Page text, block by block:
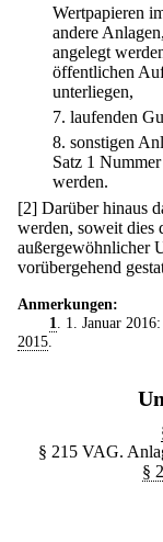
Wertpapieren
andere
angelegt
öffentlichen
unterliegen,
7. laufenden
8. sonstigen
Satz 1
werden.
[2] Darüber hinaus
werden, soweit dies
außergewöhnlicher
vorübergehend
Anmerkungen:
1
. 1. Januar
2015
§ 215 VAG.
§